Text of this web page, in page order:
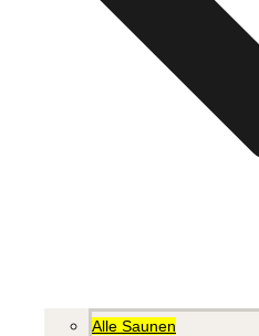
Alle Saunen